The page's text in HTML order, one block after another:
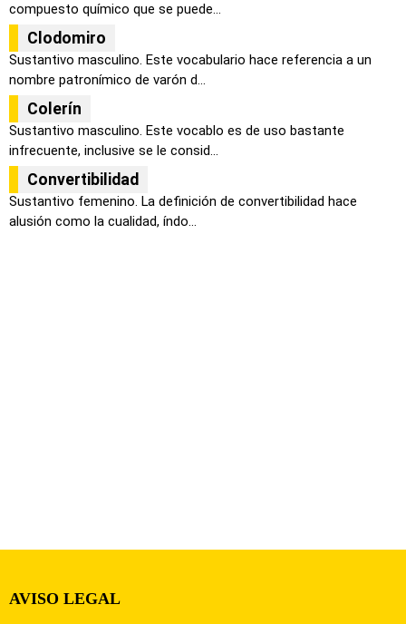
compuesto químico que se puede...
Clodomiro
Sustantivo masculino. Este vocabulario hace referencia a un
nombre patronímico de varón d...
Colerín
Sustantivo masculino. Este vocablo es de uso bastante
infrecuente, inclusive se le consid...
Convertibilidad
Sustantivo femenino. La definición de convertibilidad hace
alusión como la cualidad, índo...
AVISO LEGAL